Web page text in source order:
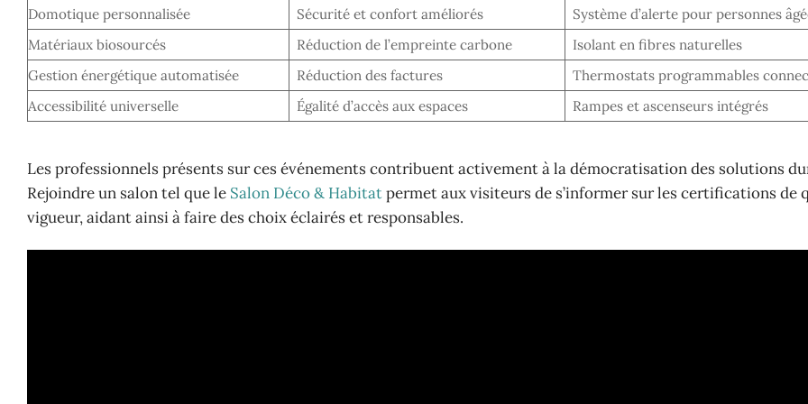
Domotique personnalisée Sécurité et confort améliorés
Système d’alerte pour personnes
Matériaux biosourcés
Réduction de l’empreinte carbone
Isolant en fibres naturelles
Gestion énergétique automatisée
Réduction des factures
Thermostats programmables
Accessibilité universelle
Égalité d’accès aux espaces Rampes et ascenseurs intégrés
Les professionnels présents sur ces événements contribuent activement à la démocratisation des solutions
Rejoindre un salon tel que le Salon Déco & Habitatpermet aux visiteurs de s’informer sur les certifications de
vigueur, aidant ainsi à faire des choix éclairés et responsables.